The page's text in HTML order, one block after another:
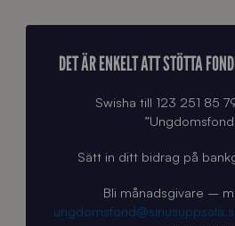
DET ÄR ENKELT ATT STÖTTA
Swisha till 123 251 85
Sätt in ditt bidrag på
Bli månadsgivare –